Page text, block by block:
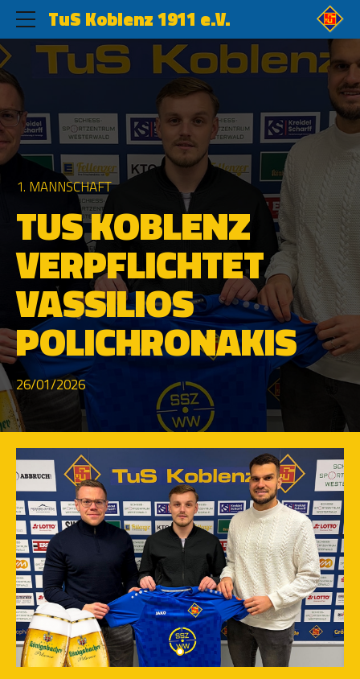
TuS Koblenz 1911 e.V.
1. MANNSCHAFT
TUS KOBLENZ
VERPFLICHTET
VASSILIOS
POLICHRONAKIS
26/01/2026